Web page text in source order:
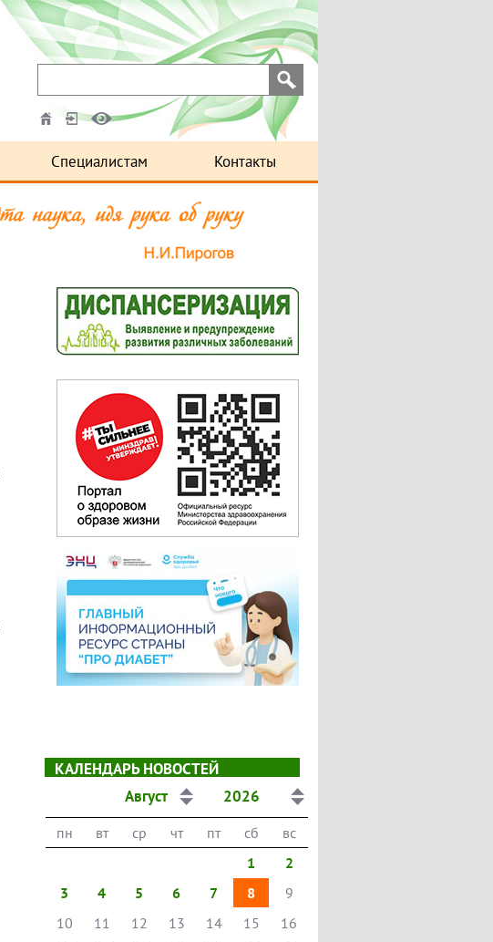
Специалистам Контакты
КАЛЕНДАРЬ НОВОСТЕЙ
Август
2026
пн вт ср чт пт сб
вс
1
2
3
4 5 6 7 8
9
10
11 12 13 14 15
16